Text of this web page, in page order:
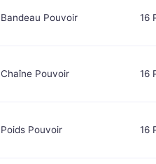
Bandeau Pouvoir 16
Chaîne Pouvoir 16
Poids Pouvoir 16